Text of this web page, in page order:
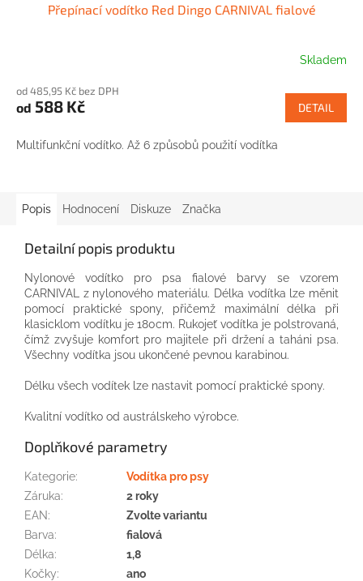
Přepínací vodítko Red Dingo CARNIVAL fialové
Skladem
od 485,95 Kč bez DPH
od 588 Kč DETAIL
Multifunkční vodítko. Až 6 způsobů použití vodítka
Popis Hodnocení Diskuze Značka
Detailní popis produktu
Nylonové vodítko pro psa fialové barvy se vzorem
CARNIVAL z nylonového materiálu. Délka vodítka lze měnit
pomocí praktické
spony, přičemž maximální délka
při
klasicklom vodítku je 180cm. Rukojeť vodítka je polstrovaná
čímž zvyšuje komfort pro majitele při držení a taháni psa.
Všechny vodítka jsou ukončené pevnou karabinou.
Délku všech vodítek lze nastavit pomocí praktické spony.
Kvalitní vodítko od austrálskeho výrobce.
Doplňkové parametry
Kategorie:
Vodítka pro psy
Záruka:
2 roky
EAN:
Zvolte variantu
Barva:
fialová
Délka:
1,8
Kočky:
ano